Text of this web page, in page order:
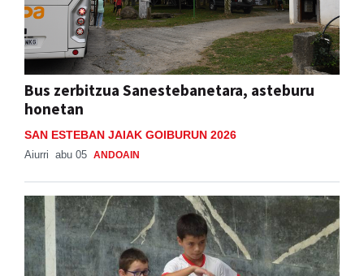
Bus zerbitzua Sanestebanetara, asteburu
honetan
SAN ESTEBAN JAIAK GOIBURUN 2026
Aiurri abu 05 ANDOAIN